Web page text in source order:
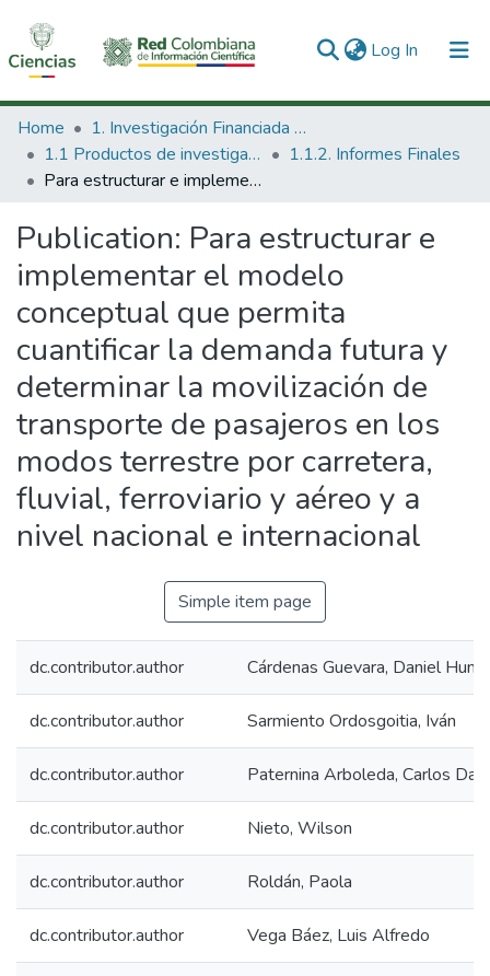
Log In (current)
Communities & Collections
All of DSpace
Home
1. Investigación Financiada con Recursos Públicos
1.1 Productos de investigación
1.1.2. Informes Finales
Para estructurar e implementar el modelo conceptual que permita cuantificar la demanda futura y determinar la movilización de transporte de pasajeros en los modos terrestre por carretera, fluvial, ferroviario y aéreo y a nivel nacional e internacional
Publication: Para estructurar e
implementar el modelo
conceptual que permita
cuantificar la demanda futura y
determinar la movilización de
transporte de pasajeros en los
modos terrestre por carretera,
fluvial, ferroviario y aéreo y a
nivel nacional e internacional
Simple item page
dc.contributor.author Cárdenas Guevara, Daniel
dc.contributor.author Sarmiento Ordosgoitia, Iván
dc.contributor.author Paternina Arboleda, Carlos
dc.contributor.author Nieto, Wilson
dc.contributor.author Roldán, Paola
dc.contributor.author Vega Báez, Luis Alfredo